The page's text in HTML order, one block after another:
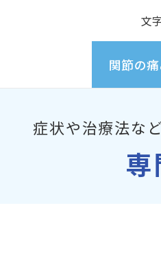
文
関節の
症状や治療法など